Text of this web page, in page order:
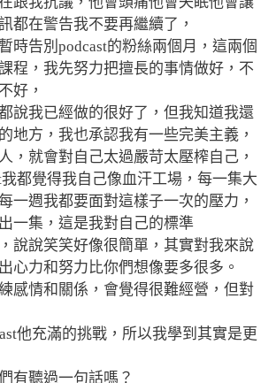
都在警告我不要再繼續了，
時告別podcast的粉絲兩個月，這兩個
程，我先努力把擅長的事情做好，不
好，
說我已經做的很好了，但我知道我還
地方，我也承認我有一些完美主義，
，就會對自己太過嚴苛太壓榨自己，
我都覺得我自己像血汗工場，每一集大
一週我都要面對這樣子一次的壓力，
一集，這是我對自己的標準
說說笑笑好像很簡單，其實對我來說
心力和努力比你們想像要多很多。
感情和關係，會覺得很難經營，但對
他充滿的挑戰， 所以我學到其實是更
有聽過一句話嗎？